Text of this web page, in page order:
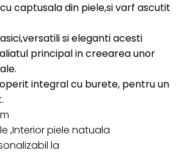
captusala din piele,si varf ascutit
si eleganti acesti
principal in creearea unor
integral cu burete, pentru un
,Interior piele natuala
la